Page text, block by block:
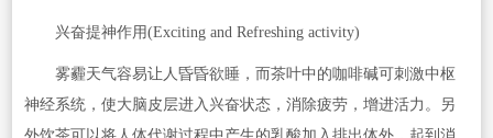
兴奋提神作用(Exciting and Refreshing activity)
雾霾天气容易让人昏昏欲睡，而茶叶中的咖啡碱可刺激中枢
神经系统，使大脑皮层进入兴奋状态，消除疲劳，增进活力。另